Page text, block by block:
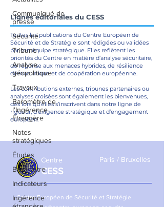
Communiqué de
presse
Sécurité
Tribune
Analyse
géopolitique
Travaux
Baromètre de
l'Ingérence
Étrangère
Notes
stratégiques
Études
Baromètre
Indicateurs
Ingérence
Lignes éditoriales du CESS
Toutes les publications du Centre Européen de
Sécurité et de Stratégie sont rédigées ou validées
par son équipe stratégique. Elles reflètent les
priorités du Centre en matière d’analyse sécuritaire,
de réponse aux menaces hybrides, de résilience
démocratique et de coopération européenne.
Les contributions externes, tribunes partenaires ou
analyses croisées sont également les bienvenues,
dès lors qu’elles s’inscrivent dans notre ligne de
rigueur, d’exigence stratégique et d’engagement
européen.
Centre
CESS
Paris / Bruxelles
Centre Européen de Sécurité et Stratégie